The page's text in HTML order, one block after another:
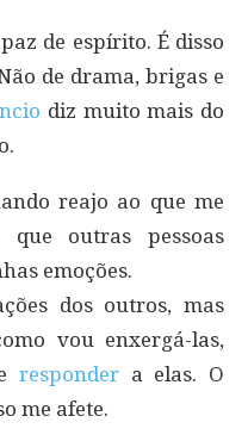
de espírito. É disso
de drama, brigas e
diz muito mais do
reajo ao que me
outras pessoas
emoções.
dos outros, mas
vou enxergá-las,
respondera elas. O
me afete.